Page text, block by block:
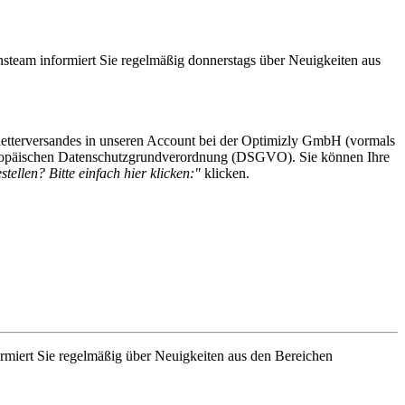
informiert Sie regelmäßig donnerstags über Neuigkeiten aus
in unseren Account bei der Optimizly GmbH (vormals
Datenschutzgrundverordnung (DSGVO). Sie können Ihre
Bitte einfach hier klicken:" klicken.
Sie regelmäßig über Neuigkeiten aus den Bereichen